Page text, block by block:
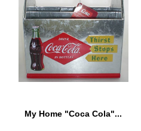
My Home "Coca Cola"...